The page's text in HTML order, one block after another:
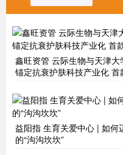
鑫旺资管 云际生物与天津
锚定抗衰护肤科技产业化
益阳指 生育关爱中心 | 如何
的“沟沟坎坎”